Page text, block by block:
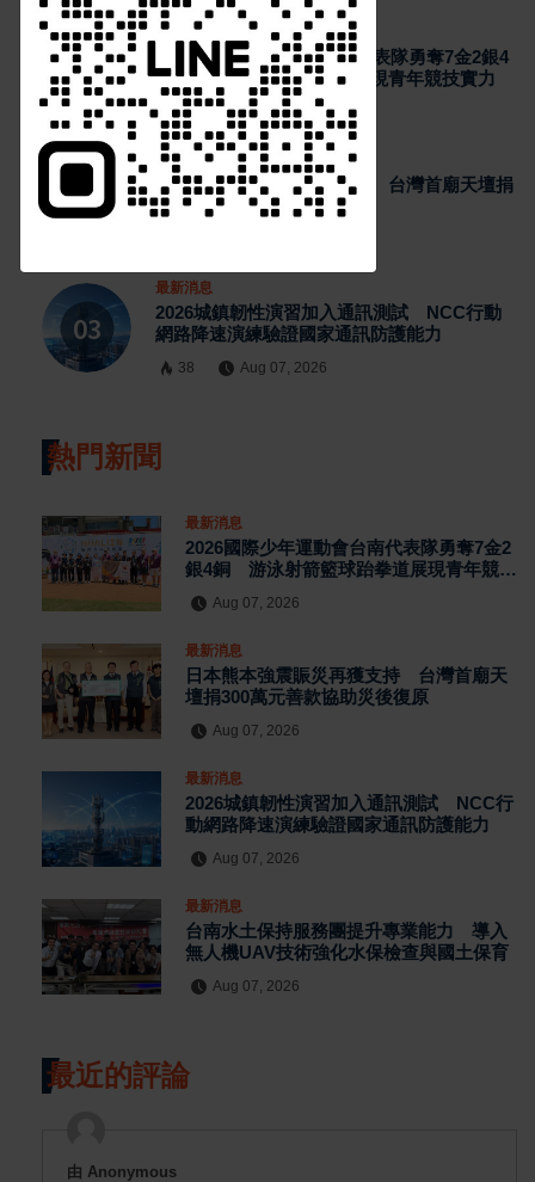
最新消息
2026國際少年運動會台南代表隊勇奪7金2銀4
銅 游泳射箭籃球跆拳道展現青年競技實力
36 Aug 07, 2026
最新消息
日本熊本強震賑災再獲支持 台灣首廟天壇捐
300萬元善款協助災後復原
最新消息
2026城鎮韌性演習加入通訊測試 NCC行動
網路降速演練驗證國家通訊防護能力
38 Aug 07, 2026
熱門新聞
最新消息
2026國際少年運動會台南代表隊勇奪7金2
銀4銅 游泳射箭籃球跆拳道展現青年競技
Aug 07, 2026
最新消息
日本熊本強震賑災再獲支持 台灣首廟天
壇捐300萬元善款協助災後復原
Aug 07, 2026
最新消息
2026城鎮韌性演習加入通訊測試 NCC行
動網路降速演練驗證國家通訊防護能力
Aug 07, 2026
最新消息
台南水土保持服務團提升專業能力 導入
無人機UAV技術強化水保檢查與國土保育
Aug 07, 2026
最近的評論
由 Anonymous
Https://reurl.cc/adqW77
訂閱